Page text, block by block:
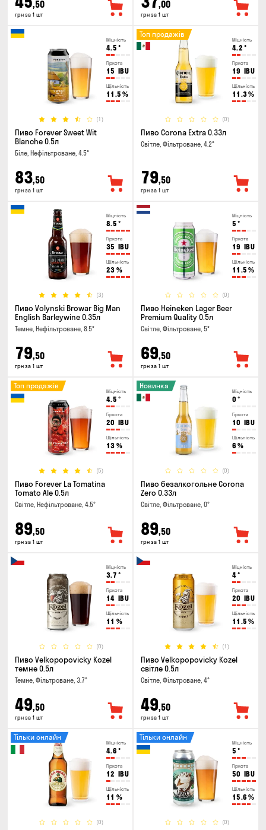
,50
грн за 1 шт
,00
грн за 1 шт
Міцність
4.5 °
Гіркота
15 IBU
Щільність
11.5 %
(1)
Пиво Forever Sweet Wit
Blanche 0.5л
Біле, Нефільтроване, 4.5°
83,50
грн за 1 шт
Міцність
4.2 °
Гіркота
19 IBU
Щільність
11.3%
(0)
Топ продажів
Пиво Corona Extra 0.33л
Світле, Фільтроване, 4.2°
79,50
грн за 1 шт
Міцність
8.5 °
Гіркота
35 IBU
Щільність
23 %
(3)
Пиво Volynski Browar Big Man
English Barleywine 0.35л
Темне, Нефільтроване, 8.5°
79,50
грн за 1 шт
Міцність
5 °
Гіркота
19 IBU
Щільність
11.5 %
(0)
Пиво Heineken Lager Beer
Premium Quality 0.5л
Світле, Фільтроване, 5°
69,50
грн за 1 шт
Міцність
4.5 °
Гіркота
20 IBU
Щільність
13 %
(5)
Топ продажів
Пиво Forever La Tomatina
Tomato Ale 0.5л
Світле, Нефільтроване, 4.5°
89,50
грн за 1 шт
Міцність
0 °
Гіркота
10 IBU
Щільність
6 %
(0)
Новинка
Пиво безалкогольне Corona
Zero 0.33л
Світле, Фільтроване, 0°
89,50
грн за 1 шт
Міцність
3.7 °
Гіркота
14 IBU
Щільність
11 %
(0)
Пиво Velkopopovicky Kozel
темне 0.5л
Темне, Фільтроване, 3.7°
49,50
грн за 1 шт
Міцність
4°
Гіркота
20 IBU
Щільність
11.5 %
(1)
Пиво Velkopopovicky Kozel
світле 0.5л
Світле, Фільтроване, 4°
49,50
грн за 1 шт
Міцність
4.6 °
Гіркота
12 IBU
Щільність
11 %
(0)
Тільки онлайн
Міцність
5 °
Гіркота
50 IBU
Щільність
15.6 %
(0)
Тільки онлайн